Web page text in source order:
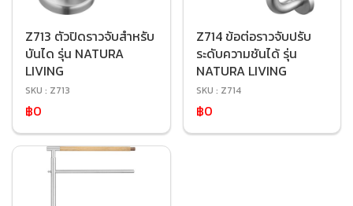
Z713 ตัวปิดราวจับสำหรับ
บันได รุ่น NATURA
LIVING
SKU : Z713
฿0
Z714 ข้อต่อราวจับปรับ
ระดับความชันได้ รุ่น
NATURA LIVING
SKU : Z714
฿0